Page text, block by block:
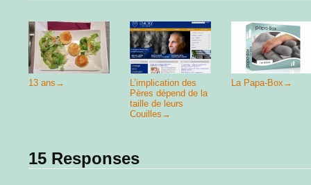
13 ans →
L’implication des
Pères dépend de la
taille de leurs
Couilles →
La Papa-Box →
15 Responses